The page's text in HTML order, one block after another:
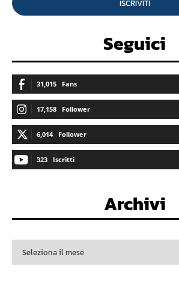
ISCRIVITI
Seguici
31,015 Fans
17,158 Follower
6,014 Follower
323 Iscritti
Archivi